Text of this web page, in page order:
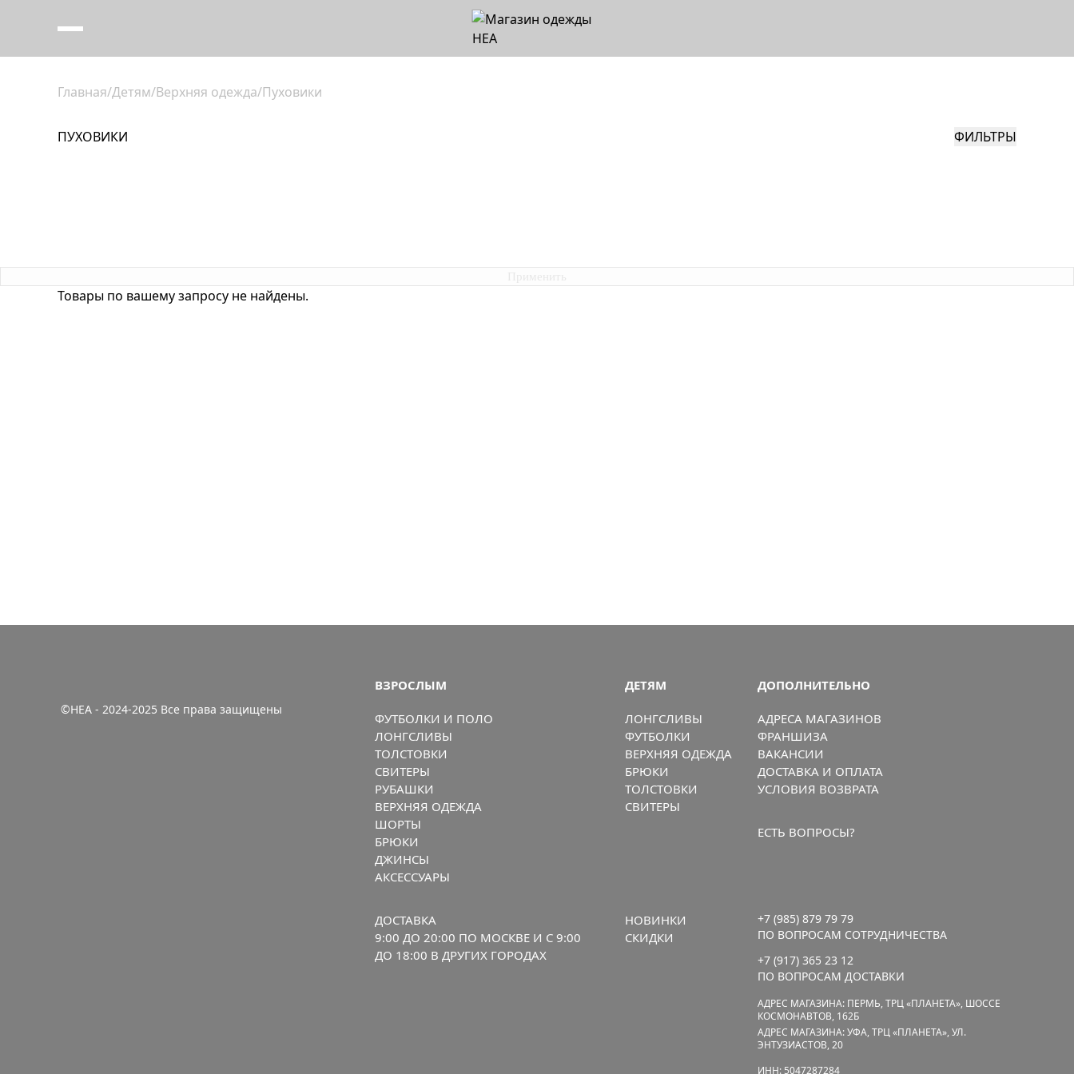
Главная/Детям/Верхняя одежда/Пуховики
ПУХОВИКИ ФИЛЬТРЫ
Товары по вашему запросу не найдены.
©HEA - 2024-2025 Все права защищены
ВЗРОСЛЫМ
ФУТБОЛКИ И ПОЛО
ЛОНГСЛИВЫ
ТОЛСТОВКИ
СВИТЕРЫ
РУБАШКИ
ВЕРХНЯЯ ОДЕЖДА
ШОРТЫ
БРЮКИ
ДЖИНСЫ
АКСЕССУАРЫ
ДЕТЯМ
ЛОНГСЛИВЫ
ФУТБОЛКИ
ВЕРХНЯЯ ОДЕЖДА
БРЮКИ
ТОЛСТОВКИ
СВИТЕРЫ
ДОПОЛНИТЕЛЬНО
АДРЕСА МАГАЗИНОВ
ФРАНШИЗА
ВАКАНСИИ
ДОСТАВКА И ОПЛАТА
УСЛОВИЯ ВОЗВРАТА
ЕСТЬ ВОПРОСЫ?
ДОСТАВКА
9:00 ДО 20:00 ПО МОСКВЕ И С 9:00
ДО 18:00 В ДРУГИХ ГОРОДАХ
НОВИНКИ
СКИДКИ
+7 (985) 879 79 79
ПО ВОПРОСАМ СОТРУДНИЧЕСТВА
+7 (917) 365 23 12
ПО ВОПРОСАМ ДОСТАВКИ
АДРЕС МАГАЗИНА: ПЕРМЬ, ТРЦ «ПЛАНЕТА», ШОССЕ
КОСМОНАВТОВ, 162Б
АДРЕС МАГАЗИНА: УФА, ТРЦ «ПЛАНЕТА», УЛ.
ЭНТУЗИАСТОВ, 20
ИНН: 5047287284